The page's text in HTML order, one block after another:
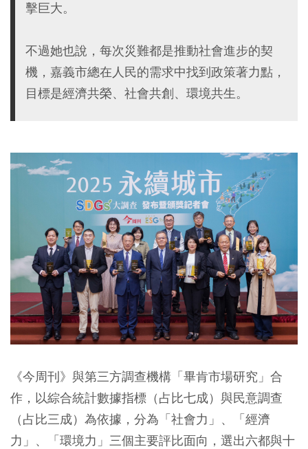
擊巨大。
不過她也說，每次災難都是推動社會進步的契
機，嘉義市總在人民的需求中找到政策著力點，
目標是經濟共榮、社會共創、環境共生。
《今周刊》與第三方調查機構「畢肯市場研究」合
作，以綜合統計數據指標（占比七成）與民意調查
（占比三成）為依據，分為「社會力」、「經濟
力」、「環境力」三個主要評比面向，選出六都與十